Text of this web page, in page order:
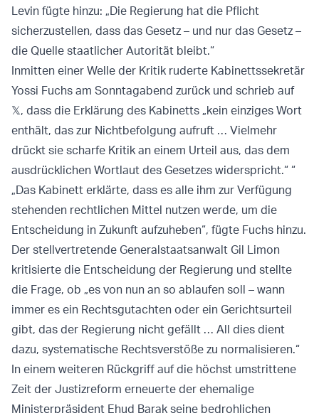
Levin fügte hinzu: „Die Regierung hat die Pflicht
sicherzustellen, dass das Gesetz – und nur das Gesetz –
die Quelle staatlicher Autorität bleibt.“
Inmitten einer Welle der Kritik ruderte Kabinettssekretär
Yossi Fuchs am Sonntagabend zurück und schrieb auf
𝕏, dass die Erklärung des Kabinetts „kein einziges Wort
enthält, das zur Nichtbefolgung aufruft … Vielmehr
drückt sie scharfe Kritik an einem Urteil aus, das dem
ausdrücklichen Wortlaut des Gesetzes widerspricht.“ “
„Das Kabinett erklärte, dass es alle ihm zur Verfügung
stehenden rechtlichen Mittel nutzen werde, um die
Entscheidung in Zukunft aufzuheben“, fügte Fuchs hinzu.
Der stellvertretende Generalstaatsanwalt Gil Limon
kritisierte die Entscheidung der Regierung und stellte
die Frage, ob „es von nun an so ablaufen soll – wann
immer es ein Rechtsgutachten oder ein Gerichtsurteil
gibt, das der Regierung nicht gefällt … All dies dient
dazu, systematische Rechtsverstöße zu normalisieren.“
In einem weiteren Rückgriff auf die höchst umstrittene
Zeit der Justizreform erneuerte der ehemalige
Ministerpräsident Ehud Barak seine bedrohlichen